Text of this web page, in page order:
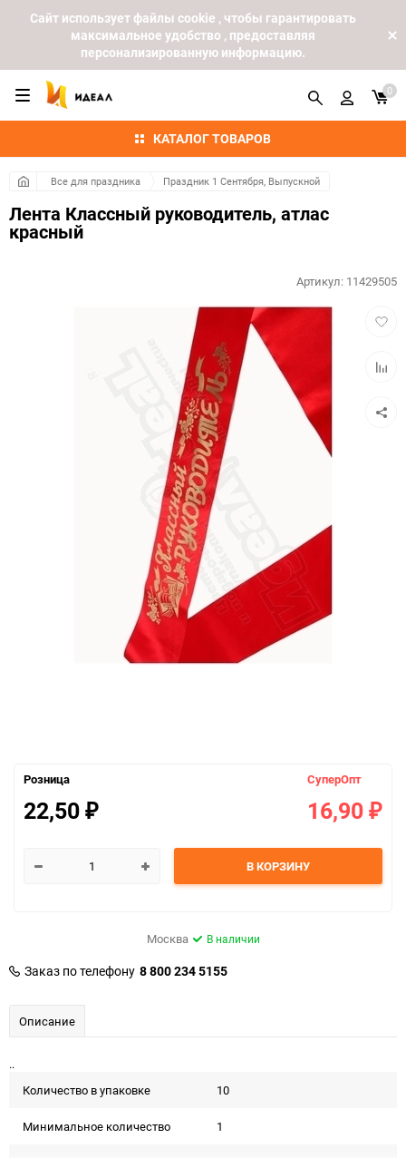
Cайт использует файлы cookie , чтобы гарантировать
максимальное удобство , предоставляя
персонализированную информацию.
КАТАЛОГ ТОВАРОВ
0
Все для праздника Праздник 1 Сентября, Выпускной
Лента Классный руководитель, атлас
красный
Артикул: 11429505
Розница
22,50 ₽
СуперОпт
16,90 ₽
В КОРЗИНУ
Москва В наличии
Заказ по телефону 8 800 234 5155
Описание
..
Количество в упаковке
10
Минимальное количество 1